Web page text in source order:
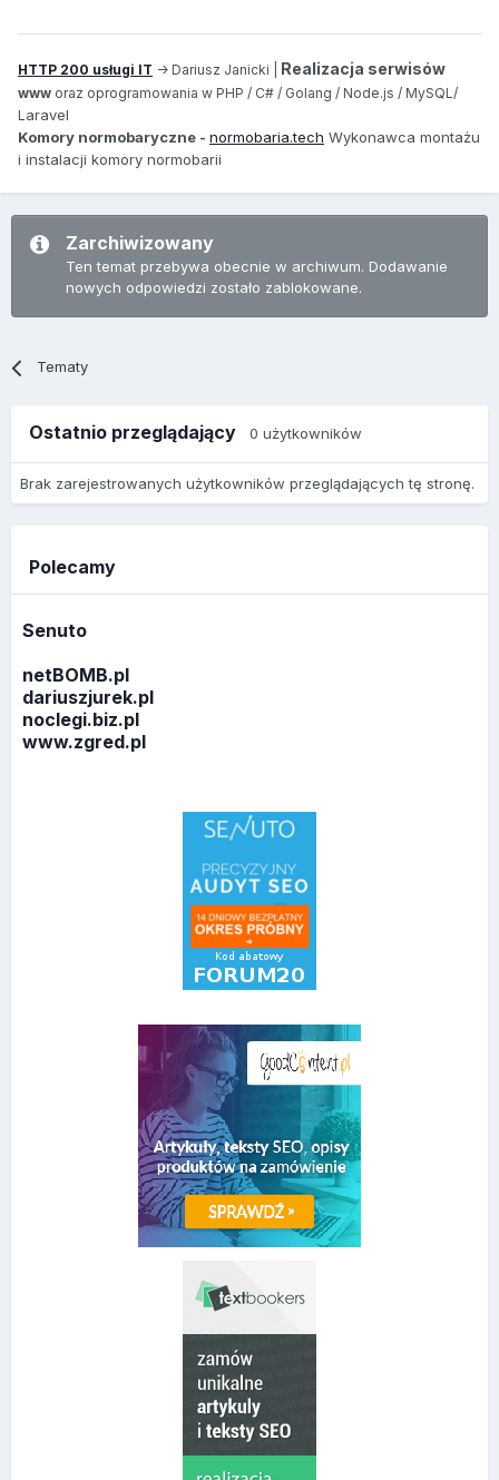
HTTP 200 usługi IT -> Dariusz Janicki | Realizacja serwisów
www oraz oprogramowania w PHP / C# / Golang / Node.js / MySQL/
Laravel
Komory normobaryczne - normobaria.tech Wykonawca montażu
i instalacji komory normobarii
Zarchiwizowany
Ten temat przebywa obecnie w archiwum. Dodawanie
nowych odpowiedzi zostało zablokowane.
Tematy
Ostatnio przeglądający 0 użytkowników
Brak zarejestrowanych użytkowników przeglądających tę stronę.
Polecamy
Senuto
netBOMB.pl
dariuszjurek.pl
noclegi.biz.pl
www.zgred.pl